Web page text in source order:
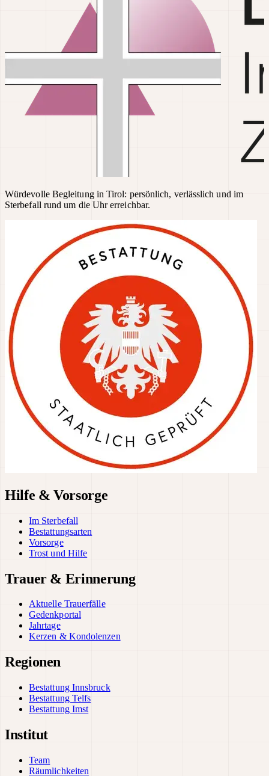
Würdevolle Begleitung in Tirol: persönlich, verlässlich und im
Sterbefall rund um die Uhr erreichbar.
Hilfe & Vorsorge
Im Sterbefall
Bestattungsarten
Vorsorge
Trost und Hilfe
Trauer & Erinnerung
Aktuelle Trauerfälle
Gedenkportal
Jahrtage
Kerzen & Kondolenzen
Regionen
Bestattung Innsbruck
Bestattung Telfs
Bestattung Imst
Institut
Team
Räumlichkeiten